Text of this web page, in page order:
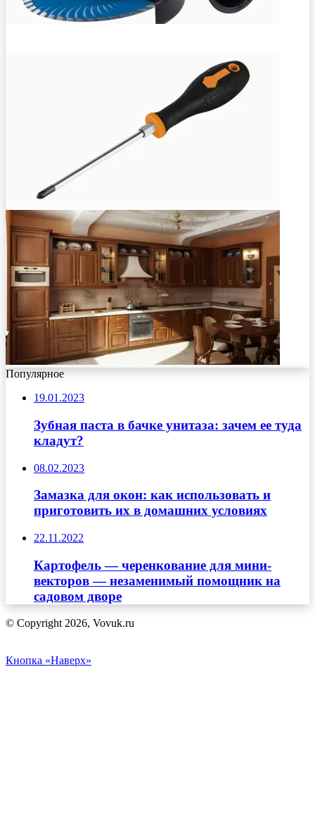
Популярное
19.01.2023
Зубная паста в бачке унитаза: зачем ее туда
кладут?
08.02.2023
Замазка для окон: как использовать и
приготовить их в домашних условиях
22.11.2022
Картофель — черенкование для мини-
векторов — незаменимый помощник на
садовом дворе
© Copyright 2026, Vovuk.ru
Кнопка «Наверх»